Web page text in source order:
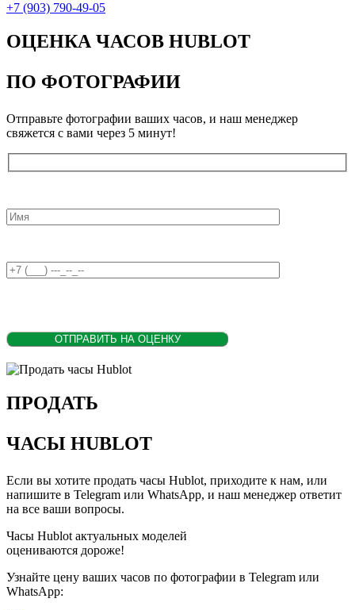
+7 (903) 790-49-05
ОЦЕНКА ЧАСОВ HUBLOT
ПО ФОТОГРАФИИ
Отправьте фотографии ваших часов, и наш менеджер
свяжется с вами через 5 минут!
ПРОДАТЬ
ЧАСЫ HUBLOT
Если вы хотите продать часы Hublot, приходите к нам, или
напишите в Telegram или WhatsApp, и наш менеджер ответит
на все ваши вопросы.
Часы Hublot актуальных моделей
оцениваются дороже!
Узнайте цену ваших часов по фотографии в Telegram или
WhatsApp: